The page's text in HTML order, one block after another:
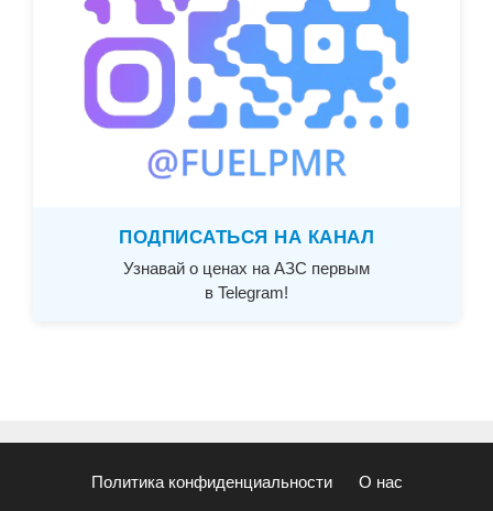
ПОДПИСАТЬСЯ НА КАНАЛ
Узнавай о ценах на АЗС первым
в Telegram!
Политика конфиденциальности О нас